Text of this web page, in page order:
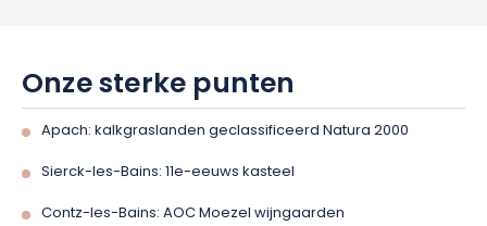
Onze sterke punten
Apach: kalkgraslanden geclassificeerd Natura 2000
Sierck-les-Bains: 11e-eeuws kasteel
Contz-les-Bains: AOC Moezel wijngaarden